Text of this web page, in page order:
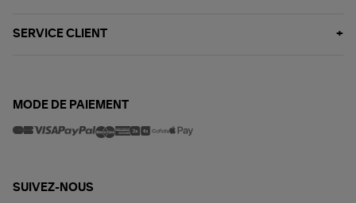
SERVICE CLIENT
MODE DE PAIEMENT
SUIVEZ-NOUS